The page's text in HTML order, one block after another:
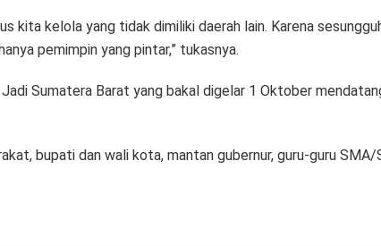
kita kelola yang tidak dimiliki daerah lain. Karena
pemimpin yang pintar,” tukasnya.
Sumatera Barat yang bakal digelar 1 Oktober
bupati dan wali kota, mantan gubernur, guru-guru SMA/